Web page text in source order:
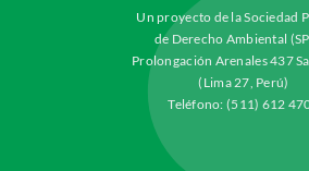
Un proyecto de la Sociedad
de Derecho Ambiental
Prolongación Arenales 437
(Lima 27, Perú)
Teléfono: (511) 612